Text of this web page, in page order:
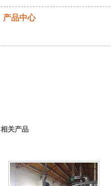
产品中心
相关产品